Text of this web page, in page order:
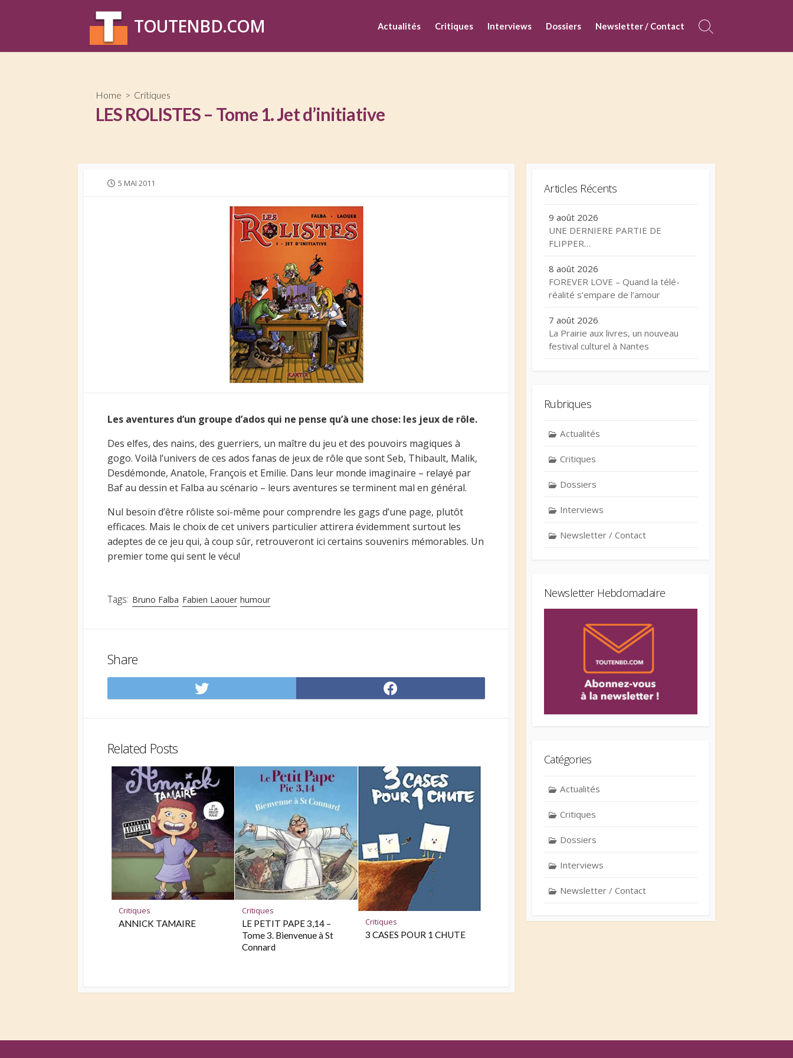
TOUTENBD.COM Actualités Critiques Interviews Dossiers Newsletter / Contact
Search
Home > Critiques
LES ROLISTES – Tome 1. Jet d’initiative
PUBLISHED
5 MAI 2011
Les aventures d’un groupe d’ados qui ne pense qu’à une chose: les jeux de rôle.
Des elfes, des nains, des guerriers, un maître du jeu et des pouvoirs magiques à
gogo. Voilà l’univers de ces ados fanas de jeux de rôle que sont Seb, Thibault, Malik,
Desdémonde, Anatole, François et Emilie. Dans leur monde imaginaire – relayé par
Baf au dessin et Falba au scénario – leurs aventures se terminent mal en général.
Nul besoin d’être rôliste soi-même pour comprendre les gags d’une page, plutôt
efficaces. Mais le choix de cet univers particulier attirera évidemment surtout les
adeptes de ce jeu qui, à coup sûr, retrouveront ici certains souvenirs mémorables. Un
premier tome qui sent le vécu!
Tags: Bruno Falba Fabien Laouer humour
Share
Share
on
on
Related Posts
Critiques
ANNICK TAMAIRE
Critiques
LE PETIT PAPE 3,14 –
Tome 3. Bienvenue à St
Connard
Critiques
3 CASES POUR 1 CHUTE
Articles Récents
9 août 2026
UNE DERNIERE PARTIE DE
FLIPPER…
8 août 2026
FOREVER LOVE – Quand la télé-
réalité s’empare de l’amour
7 août 2026
La Prairie aux livres, un nouveau
festival culturel à Nantes
Rubriques
Actualités
Critiques
Dossiers
Interviews
Newsletter / Contact
Newsletter Hebdomadaire
Catégories
Actualités
Critiques
Dossiers
Interviews
Newsletter / Contact